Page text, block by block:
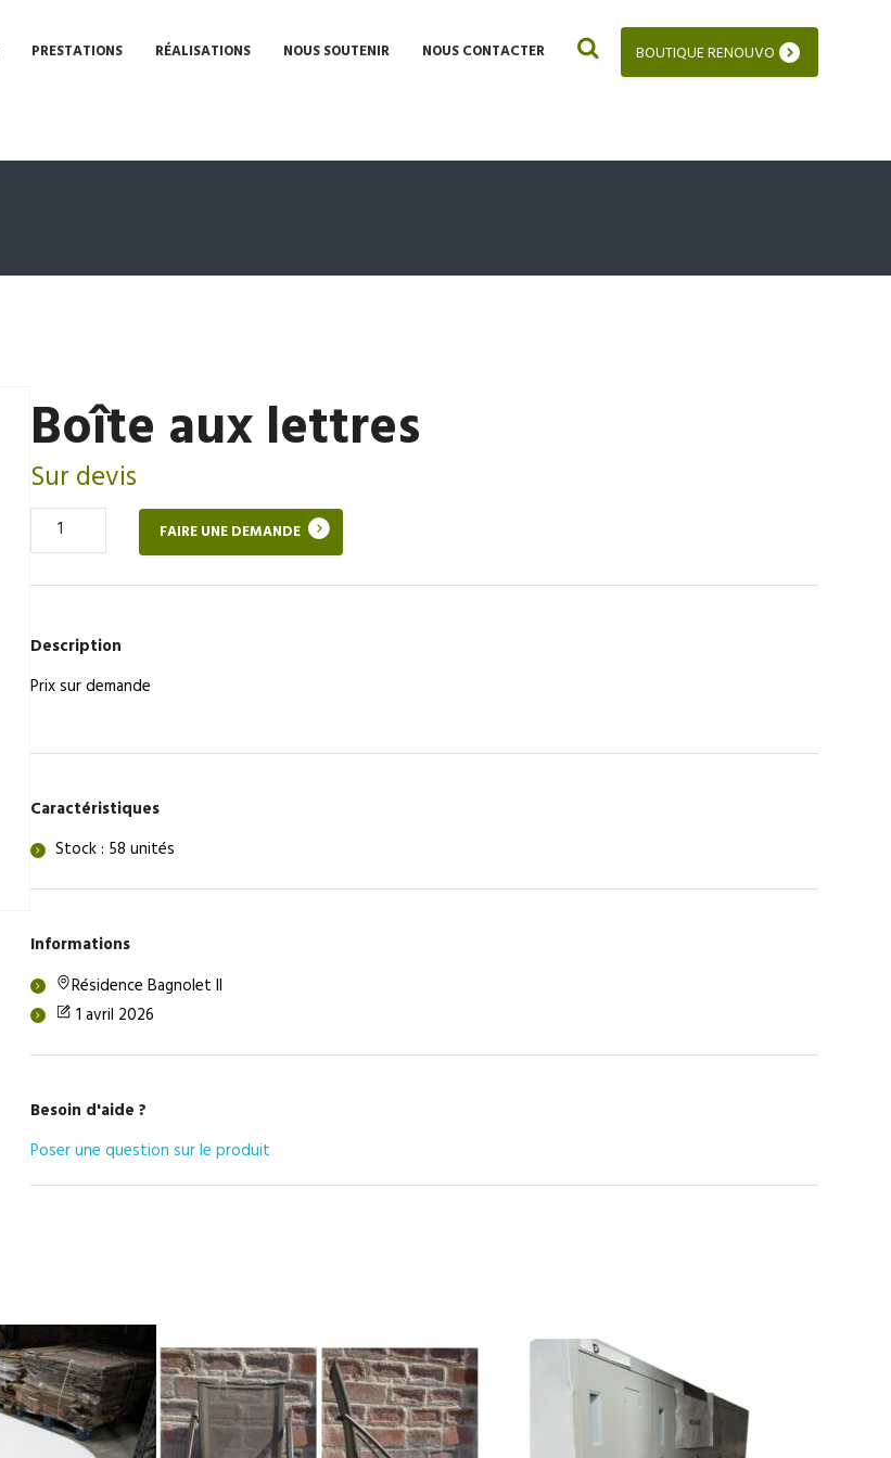
BOUTIQUE RENOUVO
PRESTATIONS RÉALISATIONS NOUS SOUTENIR NOUS CONTACTER
Boîte aux lettres
Sur devis
Quantité
aux
FAIRE UNE DEMANDE
Description
Prix sur demande
Caractéristiques
Stock : 58 unités
Informations
Résidence Bagnolet II
1 avril 2026
Besoin d'aide ?
Poser une question sur le produit